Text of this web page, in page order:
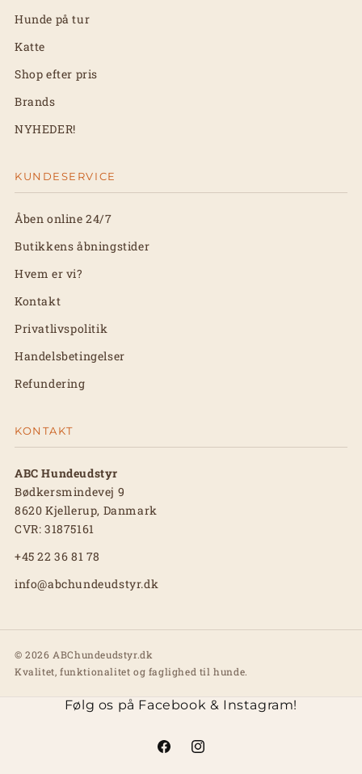
Hunde på tur
Katte
Shop efter pris
Brands
NYHEDER!
KUNDESERVICE
Åben online 24/7
Butikkens åbningstider
Hvem er vi?
Kontakt
Privatlivspolitik
Handelsbetingelser
Refundering
KONTAKT
ABC Hundeudstyr
Bødkersmindevej 9
8620 Kjellerup, Danmark
CVR: 31875161
+45 22 36 81 78
info@abchundeudstyr.dk
© 2026 ABChundeudstyr.dk
Kvalitet, funktionalitet og faglighed til hunde.
Følg os på Facebook & Instagram!
FacebookInstagram